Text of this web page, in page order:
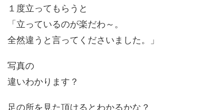
１度立ってもらうと
「立っているのが楽だわ～。
全然違うと言ってくださいました。」
写真の
違いわかります？
足の所を見た頂けるとわかるかな？